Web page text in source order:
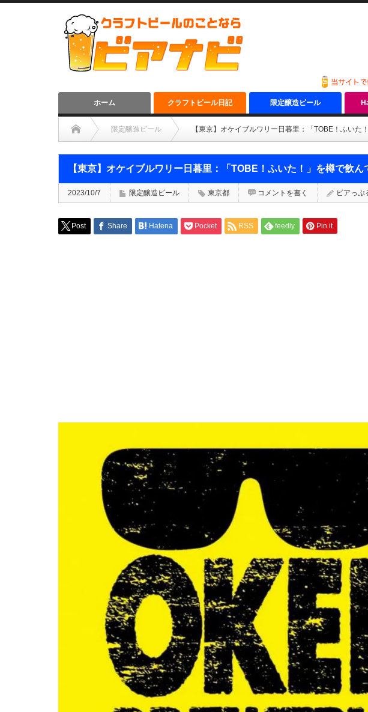
ホーム クラフトビール日記 限定醸造ビール
限定醸造ビール 【東京】オケイブルワリー日暮里：「TOBE！ふいた
【東京】オケイブルワリー日暮里：「TOBE！ふいた！」を樽で飲ん
2023/10/7 限定醸造ビール 東京都 コメントを書く ビアっぷ
Post Share Hatena Pocket RSS feedly Pin it